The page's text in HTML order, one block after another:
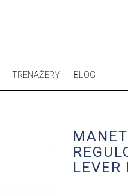
TRENAŻERY BLOG
LEVER